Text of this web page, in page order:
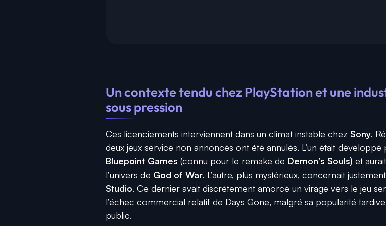
Un contexte tendu chez PlayStation et une
sous pression
Ces licenciements interviennent dans un climat instable chez Sony.
deux jeux service non annoncés ont été annulés. L’un était développé
Bluepoint Games (connu pour le remake de Demon’s Souls) et
l’univers de God of War. L’autre, plus mystérieux, concernait justement
Studio. Ce dernier avait discrètement amorcé un virage vers le jeu
l’échec commercial relatif de Days Gone, malgré sa popularité
public.